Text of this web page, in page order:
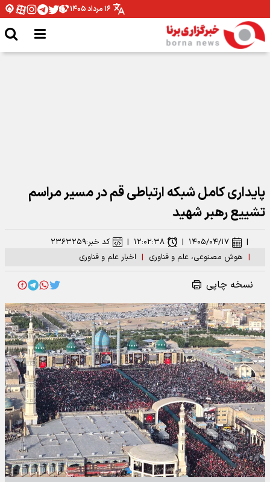
۱۶ مرداد ۱۴۰۵
پایداری کامل شبکه ارتباطی قم در مسیر مراسم
تشییع رهبر شهید
| هوش مصنوعی، علم و فناوری | اخبار علم و فناوری
| ۱۴۰۵/۰۴/۱۷ | ۱۲:۰۲:۳۸ | کد خبر:۲۳۶۳۲۵۹
نسخه چاپی